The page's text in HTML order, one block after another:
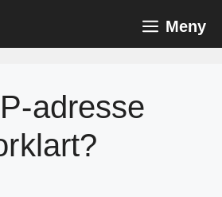
Meny
adresse